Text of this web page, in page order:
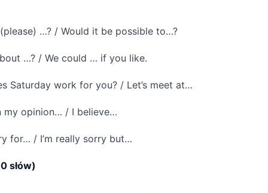
…? / Would it be possible to…?
…? / We could … if you like.
Saturday work for you? / Let’s meet at…
my opinion… / I believe…
for… / I’m really sorry but…
słów)